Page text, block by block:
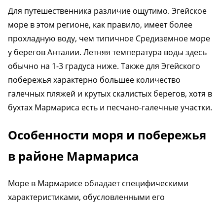
Для путешественника различие ощутимо. Эгейское
море в этом регионе, как правило, имеет более
прохладную воду, чем типичное Средиземное море
у берегов Анталии. Летняя температура воды здесь
обычно на 1-3 градуса ниже. Также для Эгейского
побережья характерно большее количество
галечных пляжей и крутых скалистых берегов, хотя в
бухтах Мармариса есть и песчано-галечные участки.
Особенности моря и побережья
в районе Мармариса
Море в Мармарисе обладает специфическими
характеристиками, обусловленными его